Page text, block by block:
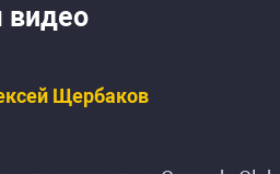
видео
Щербаков